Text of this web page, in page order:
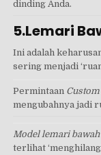
dinding Anda.
5.Lemari
Ini adalah
sering menjadi
Permintaan
mengubahnya jadi
Model lemari bawah
terlihat